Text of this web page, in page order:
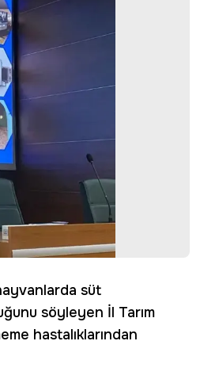
süt
söyleyen İl Tarım
hastalıklarından